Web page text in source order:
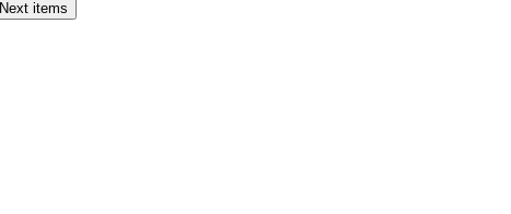
Next items